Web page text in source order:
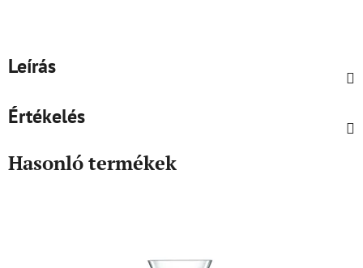
Leírás
Értékelés
Hasonló termékek